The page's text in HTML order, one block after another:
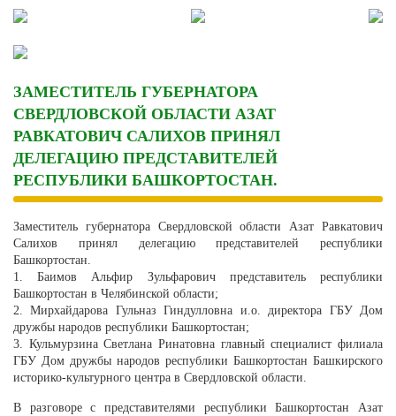
Skip
content
ЗАМЕСТИТЕЛЬ ГУБЕРНАТОРА
СВЕРДЛОВСКОЙ ОБЛАСТИ АЗАТ
РАВКАТОВИЧ САЛИХОВ ПРИНЯЛ
ДЕЛЕГАЦИЮ ПРЕДСТАВИТЕЛЕЙ
РЕСПУБЛИКИ БАШКОРТОСТАН.
Заместитель губернатора Свердловской области Азат Равкатович
Салихов принял делегацию представителей республики
Башкортостан.
1. Баимов Альфир Зульфарович представитель республики
Башкортостан в Челябинской области;
2. Мирхайдарова Гульназ Гиндулловна и.о. директора ГБУ Дом
дружбы народов республики Башкортостан;
3. Кульмурзина Светлана Ринатовна главный специалист филиала
ГБУ Дом дружбы народов республики Башкортостан Башкирского
историко-культурного центра в Свердловской области.
В разговоре с представителями республики Башкортостан Азат